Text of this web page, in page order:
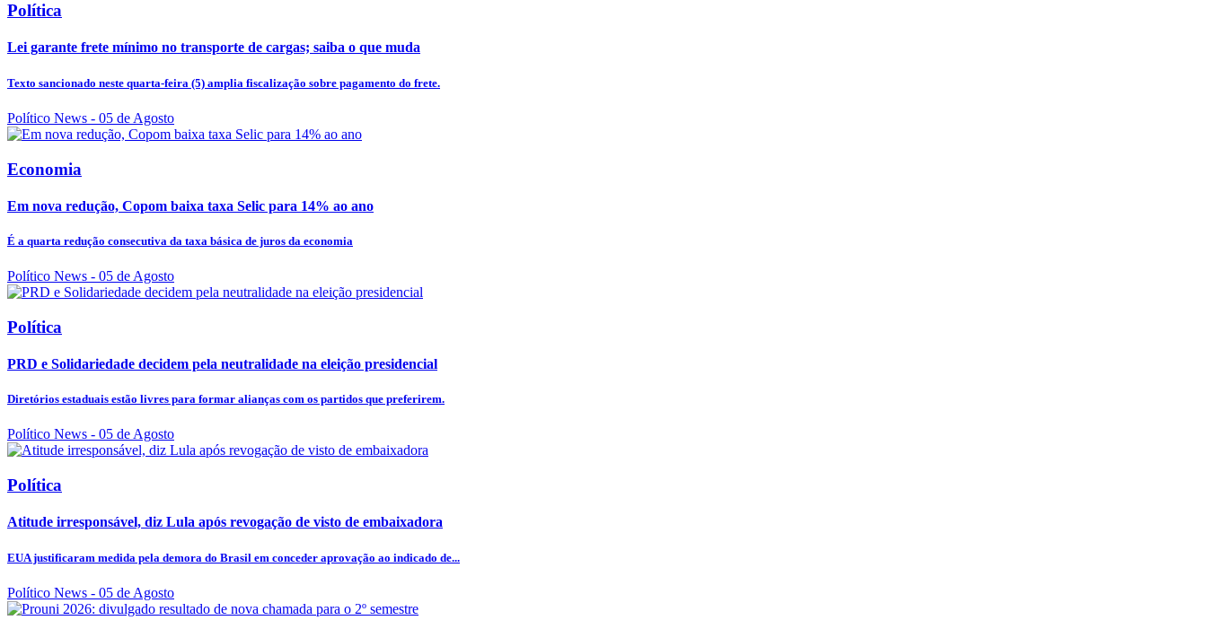
Política
Lei garante frete mínimo no transporte de cargas; saiba o que muda
Texto sancionado neste quarta-feira (5) amplia fiscalização sobre pagamento do frete.
Político News - 05 de Agosto
Economia
Em nova redução, Copom baixa taxa Selic para 14% ao ano
É a quarta redução consecutiva da taxa básica de juros da economia
Político News - 05 de Agosto
Política
PRD e Solidariedade decidem pela neutralidade na eleição presidencial
Diretórios estaduais estão livres para formar alianças com os partidos que preferirem.
Político News - 05 de Agosto
Política
Atitude irresponsável, diz Lula após revogação de visto de embaixadora
EUA justificaram medida pela demora do Brasil em conceder aprovação ao indicado de...
Político News - 05 de Agosto